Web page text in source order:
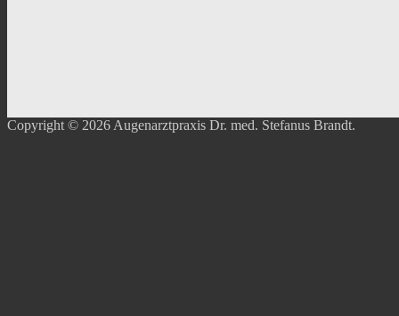
Copyright © 2026 Augenarztpraxis Dr. med. Stefanus Brandt.